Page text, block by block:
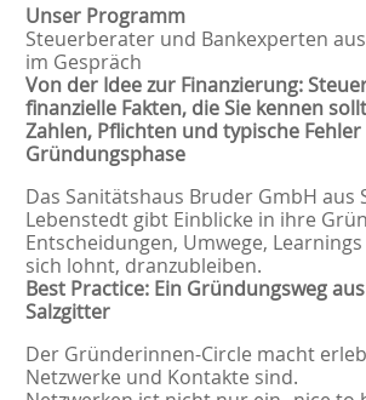
Unser Programm
Steuerberater und Bankexperten
im Gespräch
Von der Idee zur Finanzierung:
finanzielle Fakten, die Sie kennen
Zahlen, Pflichten und typische
Gründungsphase
Das Sanitätshaus Bruder GmbH aus
Lebenstedt gibt Einblicke in ihre
Entscheidungen, Umwege,
sich lohnt, dranzubleiben.
Best Practice: Ein Gründungsweg
Salzgitter
Der Gründerinnen-Circle macht
Netzwerke und Kontakte sind.